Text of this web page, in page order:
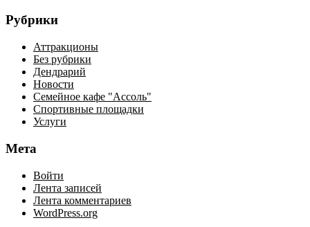
Рубрики
Аттракционы
Без рубрики
Дендрарий
Новости
Семейное кафе "Ассоль"
Спортивные площадки
Услуги
Мета
Войти
Лента записей
Лента комментариев
WordPress.org